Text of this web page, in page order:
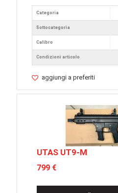
Categoria
Sottocategoria
Calibro
Condizioni articolo
aggiungi a preferiti
UTAS UT9-M
799 €